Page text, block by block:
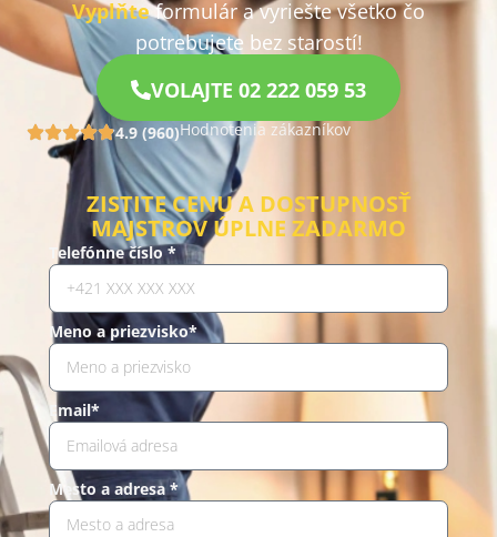
Vyplňteformulár a vyriešte všetko čo
potrebujete bez starostí!
VOLAJTE 02 222 059 53
4.9 (960)Hodnotenia zákazníkov
ZISTITE CENU A DOSTUPNOSŤ
MAJSTROV ÚPLNE ZADARMO
Telefónne číslo *
Meno a priezvisko*
Email*
Mesto a adresa *